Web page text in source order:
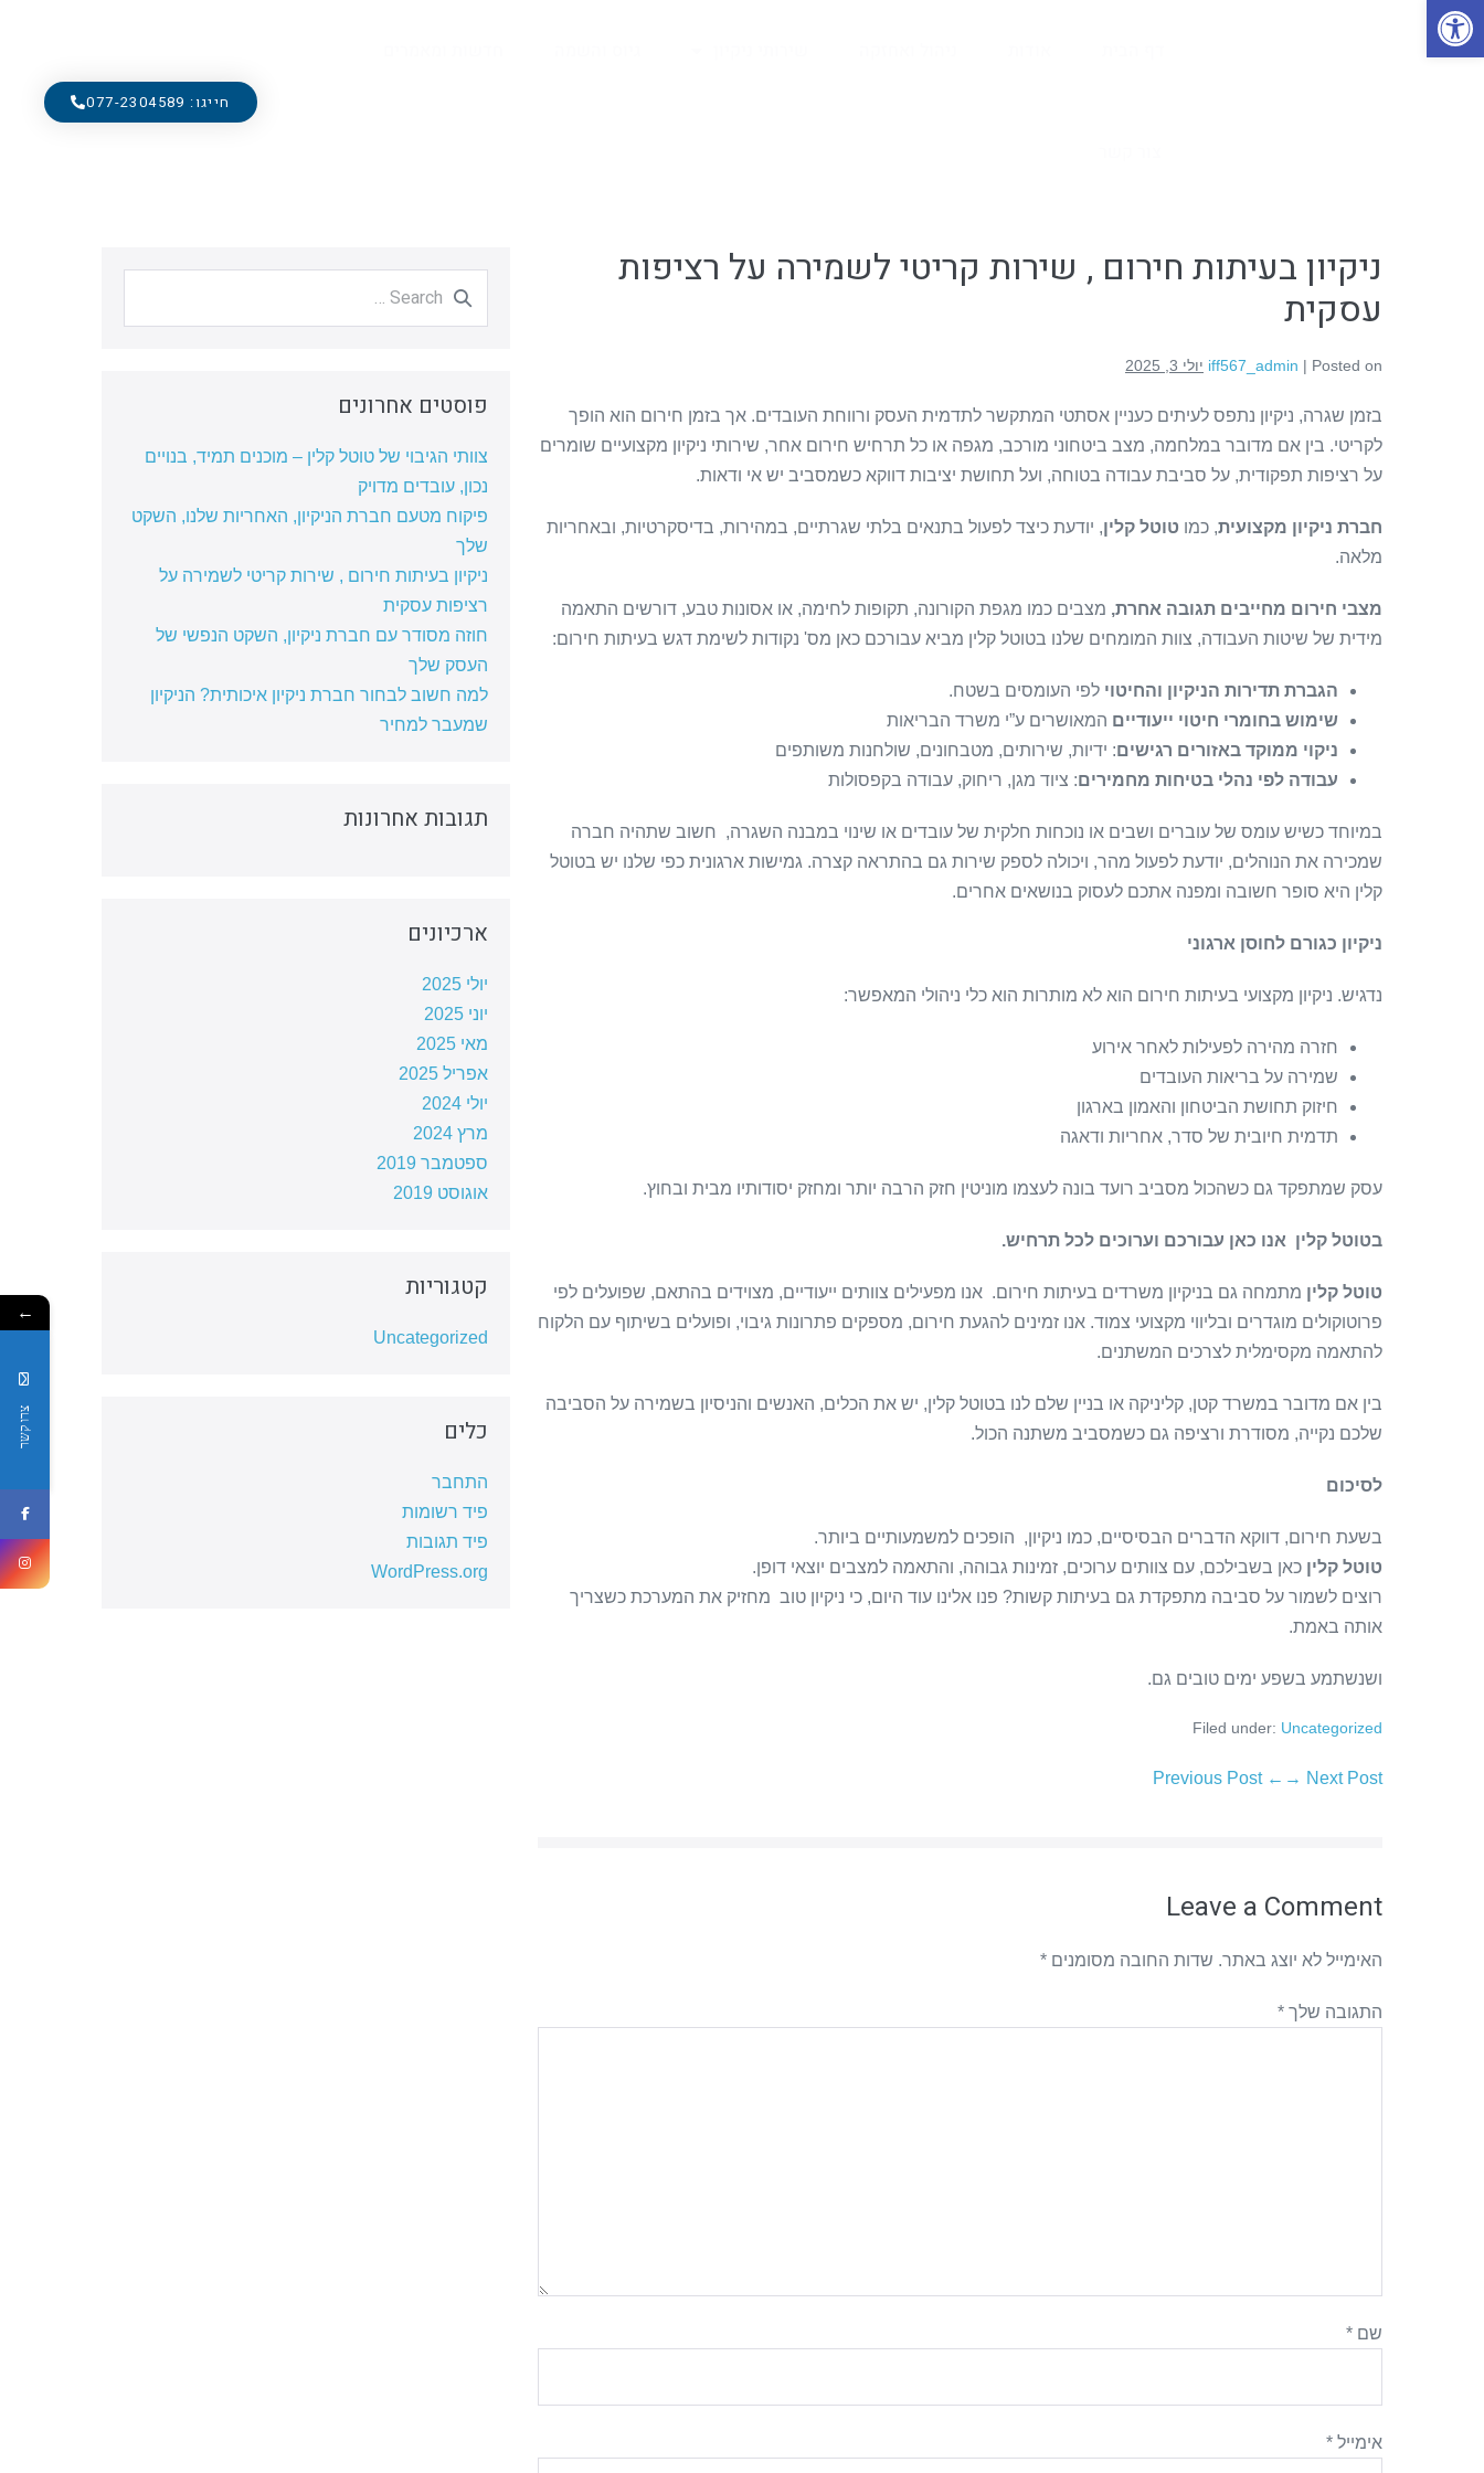
פתח סרגל נגישות
חייגו: 077-2304589
ניקיון בעיתות חירום , שירות קריטי לשמירה על רציפות
עסקית
iff567_admin | Posted on יולי 3, 2025
בזמן שגרה, ניקיון נתפס לעיתים כעניין אסתטי המתקשר לתדמית העסק ורווחת העובדים. אך בזמן חירום הוא הופך
לקריטי. בין אם מדובר במלחמה, מצב ביטחוני מורכב, מגפה או כל תרחיש חירום אחר, שירותי ניקיון מקצועיים שומרים
על רציפות תפקודית, על סביבת עבודה בטוחה, ועל תחושת יציבות דווקא כשמסביב יש אי ודאות.
חברת ניקיון מקצועית, כמו טוטל קלין, יודעת כיצד לפעול בתנאים בלתי שגרתיים, במהירות, בדיסקרטיות, ובאחריות
מלאה.
מצבי חירום מחייבים תגובה אחרת, מצבים כמו מגפת הקורונה, תקופות לחימה, או אסונות טבע, דורשים התאמה
מידית של שיטות העבודה, צוות המומחים שלנו בטוטל קלין מביא עבורכם כאן מס' נקודות לשימת דגש בעיתות חירום:
הגברת תדירות הניקיון והחיטוי לפי העומסים בשטח.
שימוש בחומרי חיטוי ייעודיים המאושרים ע”י משרד הבריאות
ניקוי ממוקד באזורים רגישים: ידיות, שירותים, מטבחונים, שולחנות משותפים
עבודה לפי נהלי בטיחות מחמירים: ציוד מגן, ריחוק, עבודה בקפסולות
במיוחד כשיש עומס של עוברים ושבים או נוכחות חלקית של עובדים או שינוי במבנה השגרה, חשוב שתהיה חברה
שמכירה את הנוהלים, יודעת לפעול מהר, ויכולה לספק שירות גם בהתראה קצרה. גמישות ארגונית כפי שלנו יש בטוטל
קלין היא סופר חשובה ומפנה אתכם לעסוק בנושאים אחרים.
ניקיון כגורם לחוסן ארגוני
נדגיש. ניקיון מקצועי בעיתות חירום הוא לא מותרות הוא כלי ניהולי המאפשר:
חזרה מהירה לפעילות לאחר אירוע
שמירה על בריאות העובדים
חיזוק תחושת הביטחון והאמון בארגון
תדמית חיובית של סדר, אחריות ודאגה
עסק שמתפקד גם כשהכול מסביב רועד בונה לעצמו מוניטין חזק הרבה יותר ומחזק יסודותיו מבית ובחוץ.
בטוטל קלין אנו כאן עבורכם וערוכים לכל תרחיש.
טוטל קלין מתמחה גם בניקיון משרדים בעיתות חירום. אנו מפעילים צוותים ייעודיים, מצוידים בהתאם, שפועלים לפי
פרוטוקולים מוגדרים ובליווי מקצועי צמוד. אנו זמינים להגעת חירום, מספקים פתרונות גיבוי, ופועלים בשיתוף עם הלקוח
להתאמה מקסימלית לצרכים המשתנים.
בין אם מדובר במשרד קטן, קליניקה או בניין שלם לנו בטוטל קלין, יש את הכלים, האנשים והניסיון בשמירה על הסביבה
שלכם נקייה, מסודרת ורציפה גם כשמסביב משתנה הכול.
לסיכום
בשעת חירום, דווקא הדברים הבסיסיים, כמו ניקיון, הופכים למשמעותיים ביותר.
טוטל קלין כאן בשבילכם, עם צוותים ערוכים, זמינות גבוהה, והתאמה למצבים יוצאי דופן.
רוצים לשמור על סביבה מתפקדת גם בעיתות קשות? פנו אלינו עוד היום, כי ניקיון טוב מחזיק את המערכת כשצריך
אותה באמת.
ושנשתמע בשפע ימים טובים גם.
Filed under: Uncategorized
← Previous Post Next Post →
Leave a Comment
האימייל לא יוצג באתר. שדות החובה מסומנים *
התגובה שלך *
שם *
אימייל *
פוסטים אחרונים
צוותי הגיבוי של טוטל קלין – מוכנים תמיד, בנויים
נכון, עובדים מדויק
פיקוח מטעם חברת הניקיון, האחריות שלנו, השקט
שלך
ניקיון בעיתות חירום , שירות קריטי לשמירה על
רציפות עסקית
חוזה מסודר עם חברת ניקיון, השקט הנפשי של
העסק שלך
למה חשוב לבחור חברת ניקיון איכותית? הניקיון
שמעבר למחיר
תגובות אחרונות
ארכיונים
יולי 2025
יוני 2025
מאי 2025
אפריל 2025
יולי 2024
מרץ 2024
ספטמבר 2019
אוגוסט 2019
קטגוריות
Uncategorized
כלים
התחבר
פיד רשומות
פיד תגובות
WordPress.org
←
צרו קשר